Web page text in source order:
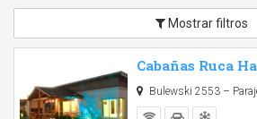
Mostrar filtros
Cabañas Ruca
Bulewski 2553 –